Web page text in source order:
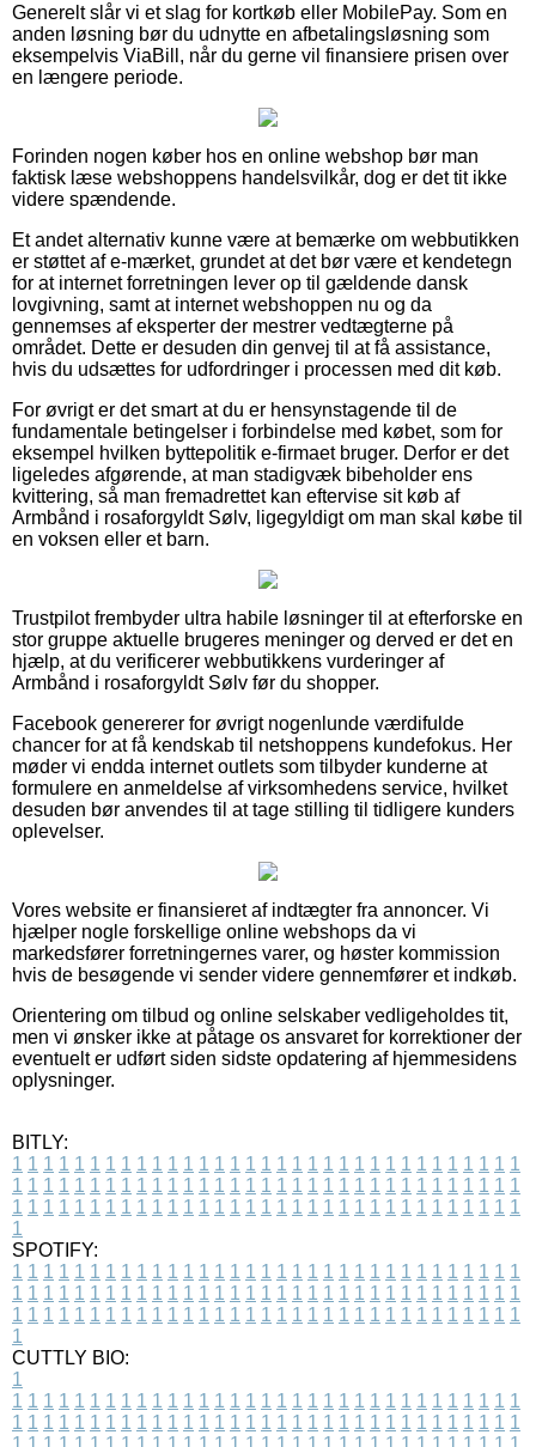
Generelt slår vi et slag for kortkøb eller MobilePay. Som en
anden løsning bør du udnytte en afbetalingsløsning som
eksempelvis ViaBill, når du gerne vil finansiere prisen over
en længere periode.
Forinden nogen køber hos en online webshop bør man
faktisk læse webshoppens handelsvilkår, dog er det tit ikke
videre spændende.
Et andet alternativ kunne være at bemærke om webbutikken
er støttet af e-mærket, grundet at det bør være et kendetegn
for at internet forretningen lever op til gældende dansk
lovgivning, samt at internet webshoppen nu og da
gennemses af eksperter der mestrer vedtægterne på
området. Dette er desuden din genvej til at få assistance,
hvis du udsættes for udfordringer i processen med dit køb.
For øvrigt er det smart at du er hensynstagende til de
fundamentale betingelser i forbindelse med købet, som for
eksempel hvilken byttepolitik e-firmaet bruger. Derfor er det
ligeledes afgørende, at man stadigvæk bibeholder ens
kvittering, så man fremadrettet kan eftervise sit køb af
Armbånd i rosaforgyldt Sølv, ligegyldigt om man skal købe til
en voksen eller et barn.
Trustpilot frembyder ultra habile løsninger til at efterforske en
stor gruppe aktuelle brugeres meninger og derved er det en
hjælp, at du verificerer webbutikkens vurderinger af
Armbånd i rosaforgyldt Sølv før du shopper.
Facebook genererer for øvrigt nogenlunde værdifulde
chancer for at få kendskab til netshoppens kundefokus. Her
møder vi endda internet outlets som tilbyder kunderne at
formulere en anmeldelse af virksomhedens service, hvilket
desuden bør anvendes til at tage stilling til tidligere kunders
oplevelser.
Vores website er finansieret af indtægter fra annoncer. Vi
hjælper nogle forskellige online webshops da vi
markedsfører forretningernes varer, og høster kommission
hvis de besøgende vi sender videre gennemfører et indkøb.
Orientering om tilbud og online selskaber vedligeholdes tit,
men vi ønsker ikke at påtage os ansvaret for korrektioner der
eventuelt er udført siden sidste opdatering af hjemmesidens
oplysninger.
BITLY:
1 1 1 1 1 1 1 1 1 1 1 1 1 1 1 1 1 1 1 1 1 1 1 1 1 1 1 1 1 1 1 1 1
1 1 1 1 1 1 1 1 1 1 1 1 1 1 1 1 1 1 1 1 1 1 1 1 1 1 1 1 1 1 1 1 1
1 1 1 1 1 1 1 1 1 1 1 1 1 1 1 1 1 1 1 1 1 1 1 1 1 1 1 1 1 1 1 1 1
1
SPOTIFY:
1 1 1 1 1 1 1 1 1 1 1 1 1 1 1 1 1 1 1 1 1 1 1 1 1 1 1 1 1 1 1 1 1
1 1 1 1 1 1 1 1 1 1 1 1 1 1 1 1 1 1 1 1 1 1 1 1 1 1 1 1 1 1 1 1 1
1 1 1 1 1 1 1 1 1 1 1 1 1 1 1 1 1 1 1 1 1 1 1 1 1 1 1 1 1 1 1 1 1
1
CUTTLY BIO:
1
1 1 1 1 1 1 1 1 1 1 1 1 1 1 1 1 1 1 1 1 1 1 1 1 1 1 1 1 1 1 1 1 1
1 1 1 1 1 1 1 1 1 1 1 1 1 1 1 1 1 1 1 1 1 1 1 1 1 1 1 1 1 1 1 1 1